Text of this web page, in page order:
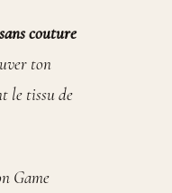
couture
ton
le tissu de
Game